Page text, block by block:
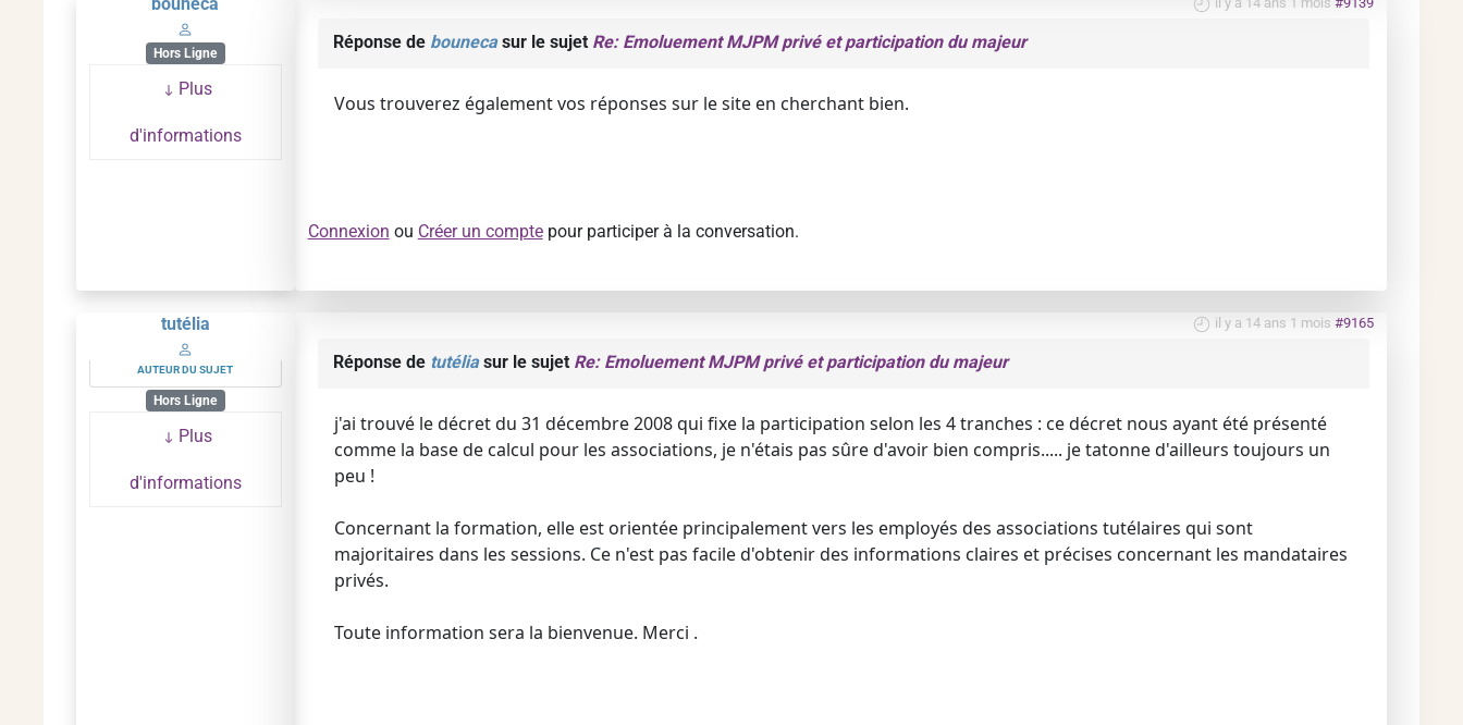
Hors Ligne
Plus
d'informations
Réponse de bounecasur le sujet Re: Emoluement MJPM privé et participation du majeur
Vous trouverez également vos réponses sur le site en cherchant bien.
Connexion ou Créer un comptepour participer à la conversation.
tutélia
AUTEUR DU SUJET
Hors Ligne
Plus
d'informations
il y a 14 ans 1 mois #9165
Réponse de tutéliasur le sujet Re: Emoluement MJPM privé et participation du majeur
j'ai trouvé le décret du 31 décembre 2008 qui fixe la participation selon les 4 tranches : ce décret nous ayant été présenté
comme la base de calcul pour les associations, je n'étais pas sûre d'avoir bien compris..... je tatonne d'ailleurs toujours un
peu !
Concernant la formation, elle est orientée principalement vers les employés des associations tutélaires qui sont
majoritaires dans les sessions. Ce n'est pas facile d'obtenir des informations claires et précises concernant les mandataires
privés.
Toute information sera la bienvenue. Merci .